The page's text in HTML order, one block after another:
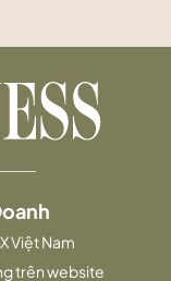
Việt Nam
trên website